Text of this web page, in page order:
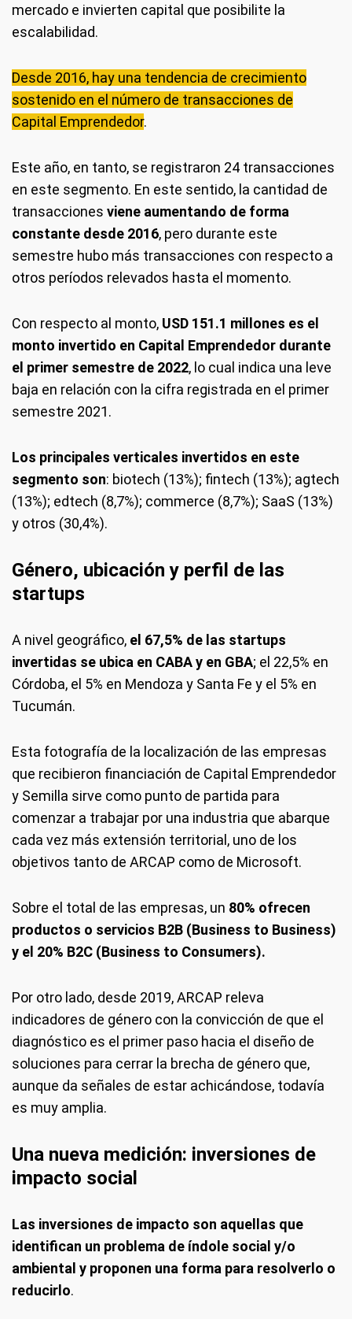
mercado e invierten capital que posibilite la
escalabilidad.
Desde 2016, hay una tendencia de crecimiento
sostenido en el número de transacciones de
Capital Emprendedor.
Este año, en tanto, se registraron 24 transacciones
en este segmento. En este sentido, la cantidad de
transacciones viene aumentando de forma
constante desde 2016, pero durante este
semestre hubo más transacciones con respecto a
otros períodos relevados hasta el momento.
Con respecto al monto, USD 151.1 millones es el
monto invertido en Capital Emprendedor durante
el primer semestre de 2022, lo cual indica una leve
baja en relación con la cifra registrada en el primer
semestre 2021.
Los principales verticales invertidos en este
segmento son: biotech (13%); fintech (13%); agtech
(13%); edtech (8,7%); commerce (8,7%); SaaS (13%)
y otros (30,4%).
Género, ubicación y perfil de las
startups
A nivel geográfico, el 67,5% de las startups
invertidas se ubica en CABA y en GBA; el 22,5% en
Córdoba, el 5% en Mendoza y Santa Fe y el 5% en
Tucumán.
Esta fotografía de la localización de las empresas
que recibieron financiación de Capital Emprendedor
y Semilla sirve como punto de partida para
comenzar a trabajar por una industria que abarque
cada vez más extensión territorial, uno de los
objetivos tanto de ARCAP como de Microsoft.
Sobre el total de las empresas, un 80% ofrecen
productos o servicios B2B (Business to Business)
y el 20% B2C (Business to Consumers).
Por otro lado, desde 2019, ARCAP releva
indicadores de género con la convicción de que el
diagnóstico es el primer paso hacia el diseño de
soluciones para cerrar la brecha de género que,
aunque da señales de estar achicándose, todavía
es muy amplia.
Una nueva medición: inversiones de
impacto social
Las inversiones de impacto son aquellas que
identifican un problema de índole social y/o
ambiental y proponen una forma para resolverlo o
reducirlo.